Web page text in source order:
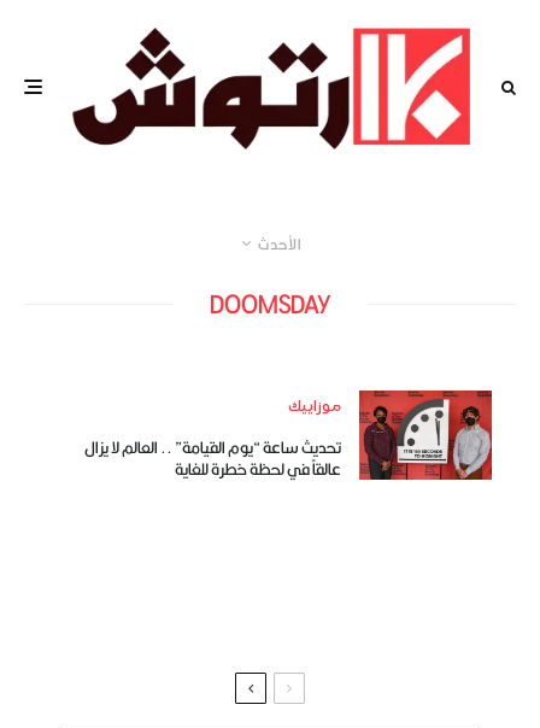
الأحدث
DOOMSDAY
موزاييك
تحديث ساعة “يوم القيامة” .. العالم لا يزال
عالقاً في لحظة خطرة للغاية